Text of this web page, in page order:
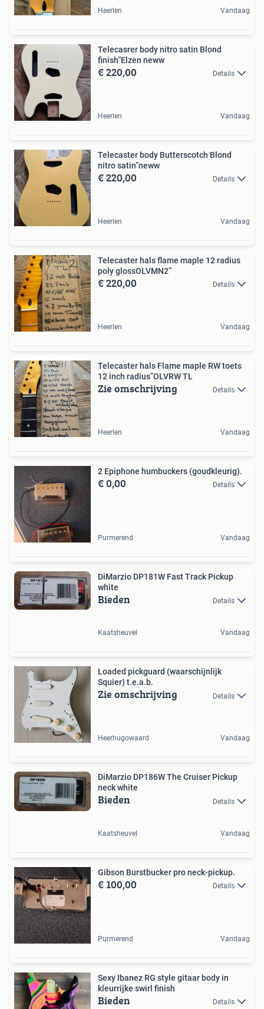
Heerlen Vandaag
Telecasrer body nitro satin Blond
finish”Elzen neww
€ 220,00 Details
Heerlen Vandaag
Telecaster body Butterscotch Blond
nitro satin”neww
€ 220,00 Details
Heerlen Vandaag
Telecaster hals flame maple 12 radius
poly glossOLVMN2”
€ 220,00 Details
Heerlen Vandaag
Telecaster hals Flame maple RW toets
12 inch radius”OLVRW TL
Zie omschrijving Details
Heerlen Vandaag
2 Epiphone humbuckers (goudkleurig).
€ 0,00 Details
Purmerend Vandaag
DiMarzio DP181W Fast Track Pickup
white
Bieden Details
Kaatsheuvel Vandaag
Loaded pickguard (waarschijnlijk
Squier) t.e.a.b.
Zie omschrijving Details
Heerhugowaard Vandaag
DiMarzio DP186W The Cruiser Pickup
neck white
Bieden Details
Kaatsheuvel Vandaag
Gibson Burstbucker pro neck-pickup.
€ 100,00 Details
Purmerend Vandaag
Sexy Ibanez RG style gitaar body in
kleurrijke swirl finish
Bieden Details